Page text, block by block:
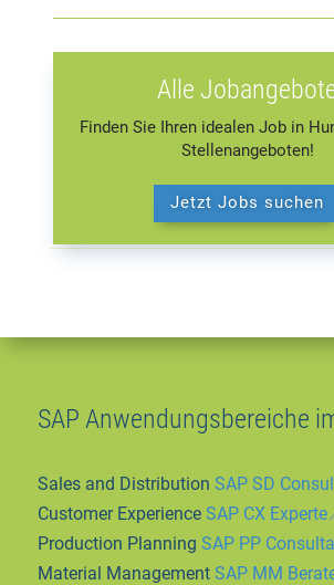
Alle
Finden Sie Ihren idealen Job in
Stellenangeboten!
Jetzt Jobs suchen
SAP Anwendungsbereiche
Sales and Distribution SAP SD
Customer Experience SAP CX Experte
Production Planning SAP PP
Material Management SAP MM